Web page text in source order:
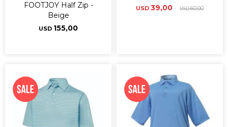
FOOTJOY Half Zip -
Beige
USD 155,00
USD 39,00 USD60,00